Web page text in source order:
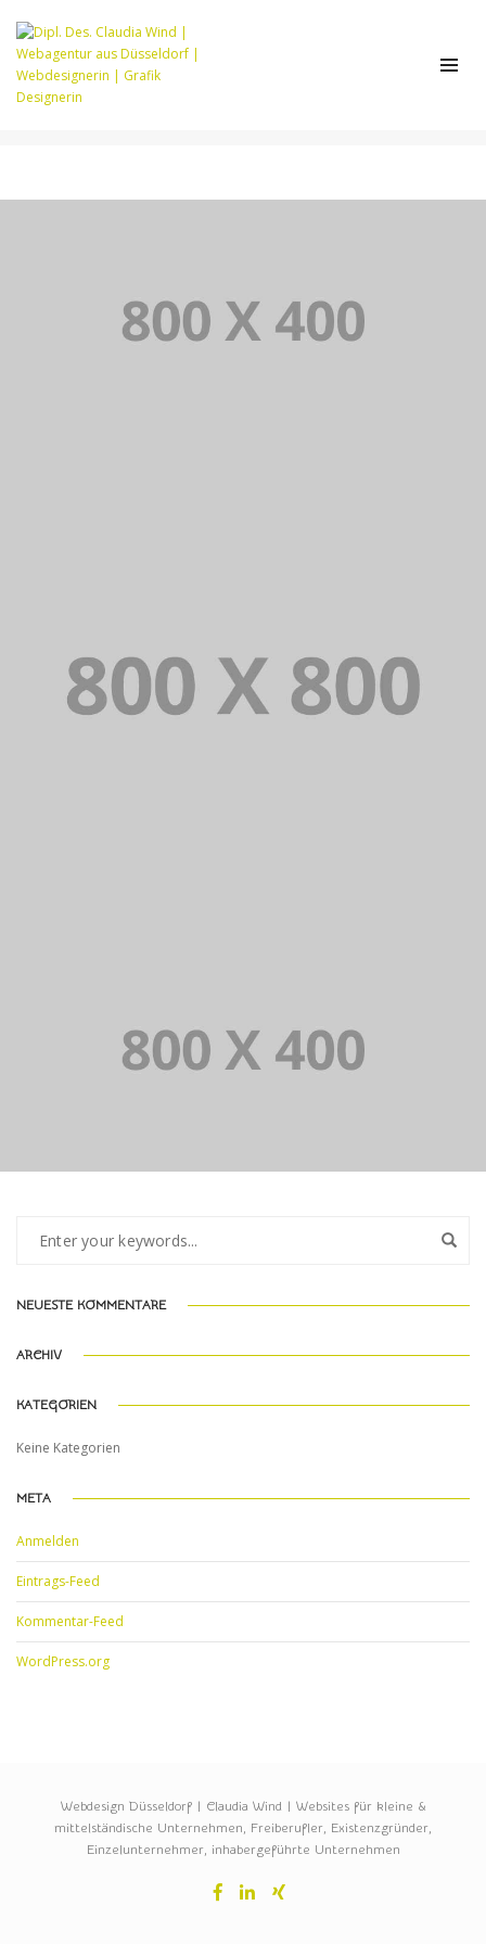
CATEGORY 12
NEUESTE KOMMENTARE
ARCHIV
KATEGORIEN
Keine Kategorien
META
Anmelden
Eintrags-Feed
Kommentar-Feed
WordPress.org
Webdesign Düsseldorf | Claudia Wind | Websites für kleine &
mittelständische Unternehmen, Freiberufler, Existenzgründer,
Einzelunternehmer, inhabergeführte Unternehmen